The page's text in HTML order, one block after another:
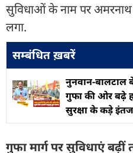
सुविधाओं के नाम पर अमरनाथ
लगा.
सम्बंधित ख़बरें
नुनवान-
गुफा की ओर बढ़े
सुरक्षा के कड़े
गुफा मार्ग पर सुविधाएं बढ़ीं